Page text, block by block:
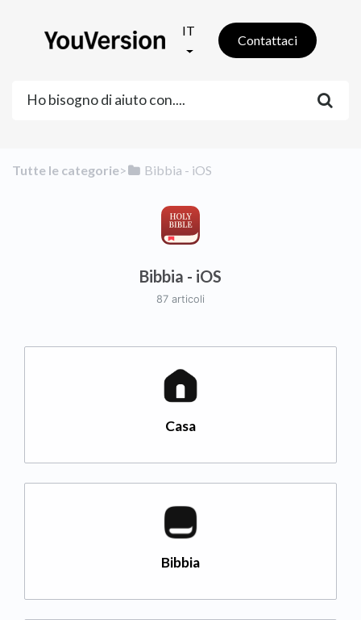
IT
Contattaci
Tutte le categorie​>​ ​Bibbia - iOS
Bibbia - iOS
87 articoli
Casa
Bibbia